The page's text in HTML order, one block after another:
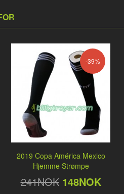
-39%
2019 Copa América Mexico
Hjemme Strømpe
241NOK 148NOK